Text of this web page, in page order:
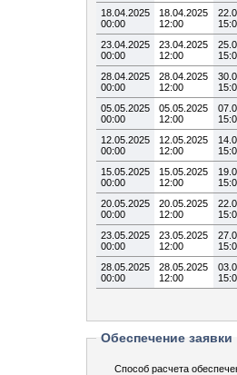
18.04.2025
00:00
18.04.2025
12:00
23.04.2025
00:00
23.04.2025
12:00
28.04.2025
00:00
28.04.2025
12:00
05.05.2025
00:00
05.05.2025
12:00
12.05.2025
00:00
12.05.2025
12:00
15.05.2025
00:00
15.05.2025
12:00
20.05.2025
00:00
20.05.2025
12:00
23.05.2025
00:00
23.05.2025
12:00
28.05.2025
00:00
28.05.2025
12:00
Обеспечение заявки
Способ расчета